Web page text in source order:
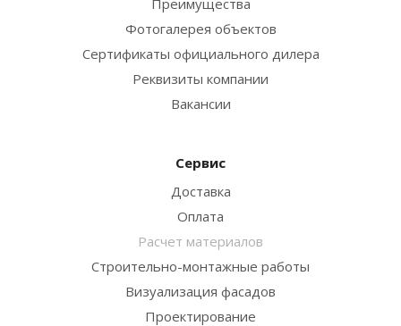
Преимущества
Фотогалерея объектов
Сертификаты официального дилера
Реквизиты компании
Вакансии
Сервис
Доставка
Оплата
Расчет материалов
Строительно-монтажные работы
Визуализация фасадов
Проектирование